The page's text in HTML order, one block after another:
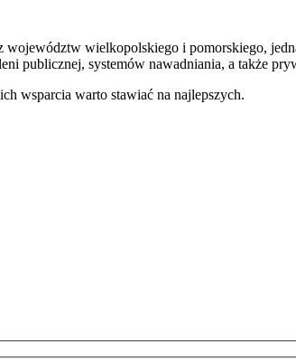
wielkopolskiego i pomorskiego,
publicznej, systemów nawadniania, a także
wsparcia warto stawiać na najlepszych.